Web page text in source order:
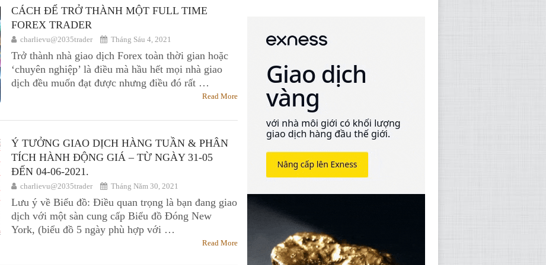
CÁCH ĐỂ TRỞ THÀNH MỘT FULL TIME
FOREX TRADER
charlievu@2035trader Tháng Sáu 4, 2021
Trở thành nhà giao dịch Forex toàn thời gian hoặc
‘chuyên nghiệp’ là điều mà hầu hết mọi nhà giao
dịch đều muốn đạt được nhưng điều đó rất …
Read More
Ý TƯỞNG GIAO DỊCH HÀNG TUẦN & PHÂN
TÍCH HÀNH ĐỘNG GIÁ – TỪ NGÀY 31-05
ĐẾN 04-06-2021.
charlievu@2035trader Tháng Năm 30, 2021
Lưu ý về Biểu đồ: Điều quan trọng là bạn đang giao
dịch với một sàn cung cấp Biểu đồ Đóng New
York, (biểu đồ 5 ngày phù hợp với …
Read More